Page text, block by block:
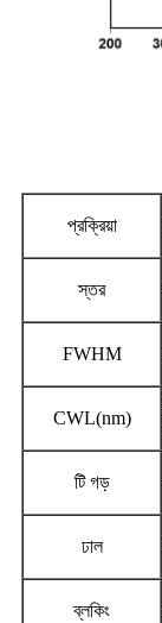
প্রক্রিয়া
স্তর
FWHM
CWL(nm)
টি গড়
ঢাল
ব্লকিং